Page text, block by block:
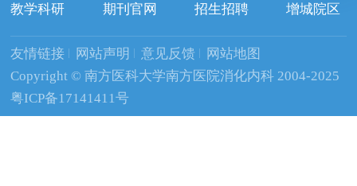
教学科研
期刊官网 招生招聘 增城院区
友情链接 网站声明 意见反馈
网站地图
Copyright © 南方医科大学南方医院消化内科 2004-2025
粤ICP备17141411号